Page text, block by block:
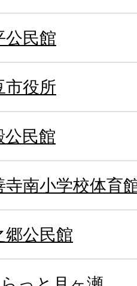
公民館
市役所
公民館
南小学校体育
郷公民館